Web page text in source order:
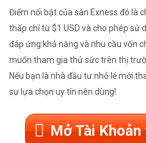
Điểm nổi bật của sàn Exness đó là
thấp chỉ từ $1 USD và cho phép sử
đáp ứng khả năng và nhu cầu vốn
muốn tham gia thử sức trên thị
Nếu bạn là nhà đầu tư nhỏ lẻ mới
sự lựa chọn uy tín nên dùng!
Mở Tài